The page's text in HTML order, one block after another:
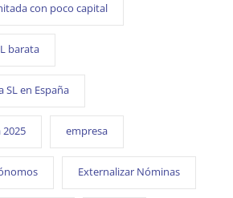
con poco capital
barata
en España
empresa
Externalizar Nóminas